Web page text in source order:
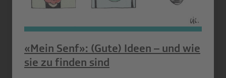
«Mein Senf»: (Gute) Ideen – und wie
sie zu finden sind